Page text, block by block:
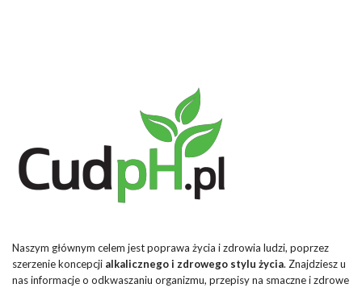
Naszym głównym celem jest poprawa życia i zdrowia ludzi, poprzez
szerzenie koncepcji alkalicznego i zdrowego stylu życia. Znajdziesz u
nas informacje o odkwaszaniu organizmu, przepisy na smaczne i zdrowe